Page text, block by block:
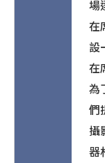
場
在
設
在
為
們
攝
器